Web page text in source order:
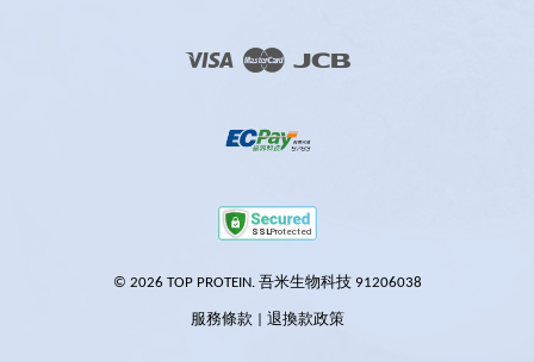
Visa Master
© 2026 TOP PROTEIN. 吾米生物科技 91206038
服務條款 退換款政策